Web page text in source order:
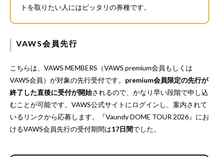
トを取りたい人にはピッタリの券種です。
VAWS会員先行
こちらは、VAWS MEMBERS（VAWS premium会員もしくは
VAWS会員）が対象の先行受付です。 premium会員限定の先行が
終了した直後に受付が開始されるので、かなり早い段階で申し込
むことが可能です。VAWS公式サイトにログインし、案内されて
いるリンクから応募します。『Vaundy DOME TOUR 2026』にお
けるVAWS会員先行の受付期間は17日間でした。